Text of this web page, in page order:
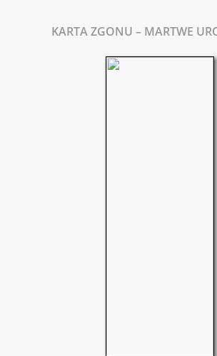
KARTA ZGONU – MARTWE